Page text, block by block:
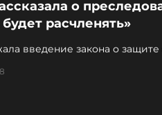
о
расчленять»
введение закона о защите